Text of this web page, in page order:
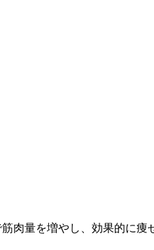
肉量を増やし、効果的に